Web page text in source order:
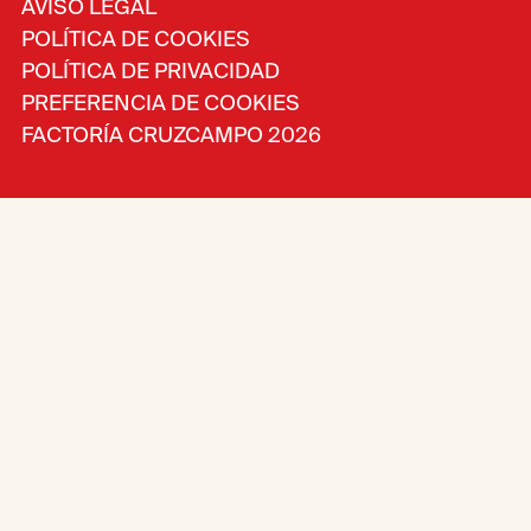
FACTORÍA CRUZCAMPO 2026
AVISO LEGAL
POLÍTICA DE COOKIES
POLÍTICA DE PRIVACIDAD
PREFERENCIA DE COOKIES